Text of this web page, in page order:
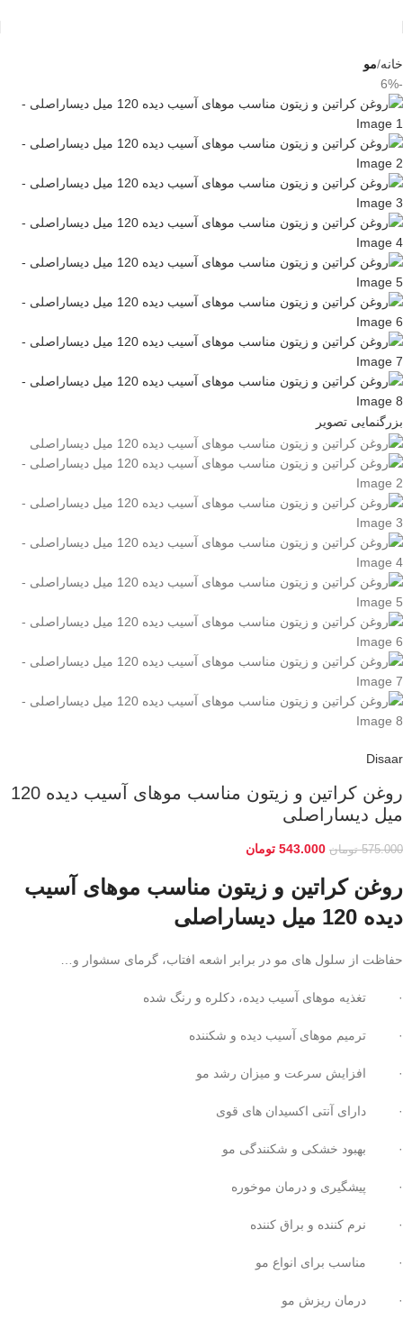
خانه مو
-6%
بزرگنمایی تصویر
Disaar
روغن کراتین و زیتون مناسب موهای آسیب دیده 120
میل دیساراصلی
575.000 تومان 543.000 تومان
روغن کراتین و زیتون مناسب موهای آسیب
دیده 120 میل دیساراصلی
حفاظت از سلول های مو در برابر اشعه افتاب، گرمای سشوار و…
· تغذیه موهای آسیب دیده، دکلره و رنگ شده
· ترمیم موهای آسیب دیده و شکننده
· افزایش سرعت و میزان رشد مو
· دارای آنتی اکسیدان های قوی
· بهبود خشکی و شکنندگی مو
· پیشگیری و درمان موخوره
· نرم کننده و براق کننده
· مناسب برای انواع مو
· درمان ریزش مو